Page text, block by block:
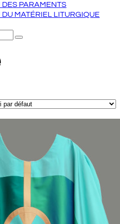
PARAMENTS
MATÉRIEL LITURGIQUE
Envoyer